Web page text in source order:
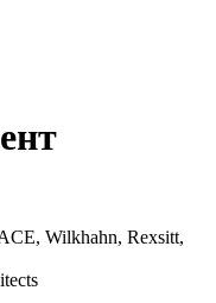
Wilkhahn, Rexsitt,